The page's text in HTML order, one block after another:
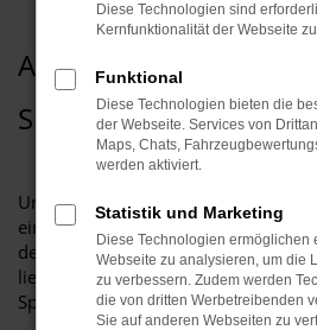
AUTARKPAKET MIT
Unabhängige 230V
einem Reisemobil. Die zwei
den Ladebooster während der Fahrt
liefern ausreichend Leistung für den
Spannungswandler.
Diese Technologien sind
Kernfunktionalität der Webseite
Funktional
Diese Technologien bieten die
der Webseite. Services von
Maps, Chats,
werden aktiviert.
Statistik und Marketing
Diese Technologien ermöglichen
Webseite zu analysieren, um die
zu verbessern. Zudem werden
die von dritten Werbetreibenden
Sie auf anderen Webseiten zu